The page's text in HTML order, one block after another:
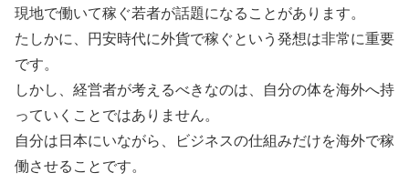
現地で働いて稼ぐ若者が話題になることがあります。
たしかに、円安時代に外貨で稼ぐという発想は非常に重要
です。
しかし、経営者が考えるべきなのは、自分の体を海外へ持
っていくことではありません。
自分は日本にいながら、ビジネスの仕組みだけを海外で稼
働させることです。